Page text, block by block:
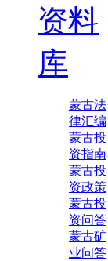
资料
库
蒙古法
律汇编
蒙古投
资指南
蒙古投
资政策
蒙古投
资问答
蒙古矿
业问答